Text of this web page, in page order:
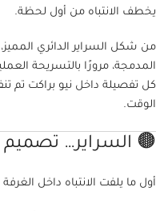
يخطف الانتباه من أول لحظة.
من شكل السراير الدائري المميز،
المدمجة، مرورًا بالتسريحة
كل تفصيلة داخل نيو براكت تم
الوقت.
🟤 السراير… تصميم
أول ما يلفت الانتباه داخل